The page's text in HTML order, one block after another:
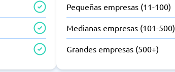
Pequeñas empresas (11-100)
Medianas empresas (101-500)
Grandes empresas (500+)